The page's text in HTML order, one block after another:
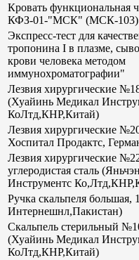
Кровать функциональная
КФЗ-01-"МСК" (МСК-103)
Экспресс-тест для
тропонина I в плазме,
крови человека методом
иммунохроматографии"
Лезвия хирургические
(Хуайинь Медикал
КоЛтд,КНР,Китай)
Лезвия хирургические
Хоспитал Продактс,
Лезвия хирургические
углеродистая сталь
Инструментс
Ручка скальпеля
Интернешнл,Пакистан)
Скальпель стерильный
(Хуайинь Медикал
КоЛтд,КНР,Китай)